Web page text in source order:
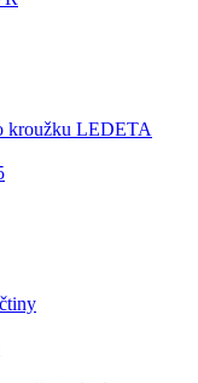
kroužku LEDETA